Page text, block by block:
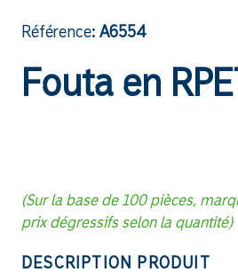
Référence: A6554
Fouta en
(Sur la base de 100 pièces,
prix dégressifs selon la quantité)
DESCRIPTION PRODUIT